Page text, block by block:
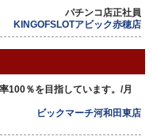
パチンコ店正社員
KINGOFSLOTアビック赤穂店
100％を目指しています。/月
ビックマーチ河和田東店